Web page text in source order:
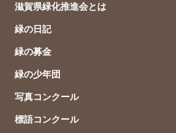
滋賀県緑化推進会とは
緑の日記
緑の募金
緑の少年団
写真コンクール
標語コンクール